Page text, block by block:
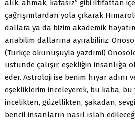
alık, ahmak, kafasız” gibi iltifattan
çağrışımlardan yola çıkarak
dallara ya da bizim akademik
anabilim dallarına ayırabiliriz:
(Türkçe okunuşuyla yazdım!)
üstünde çalışır, eşekliğin insanlığa
eder. Astroloji ise benim hıyar adını
eşekliklerim inceleyerek, bu kaba, bu
incelikten, güzellikten, şakadan,
bencil insanların nasıl ıslah